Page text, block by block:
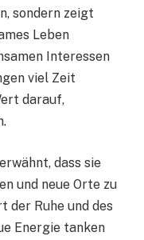
sondern zeigt
Leben
Interessen
viel Zeit
darauf,
dass sie
und neue Orte zu
der Ruhe und des
Energie tanken